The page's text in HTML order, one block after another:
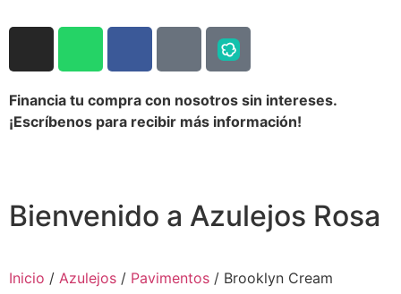
Financia tu compra con nosotros sin intereses.
¡Escríbenos para recibir más información!
Bienvenido a Azulejos Rosa
Inicio / Azulejos / Pavimentos / Brooklyn Cream